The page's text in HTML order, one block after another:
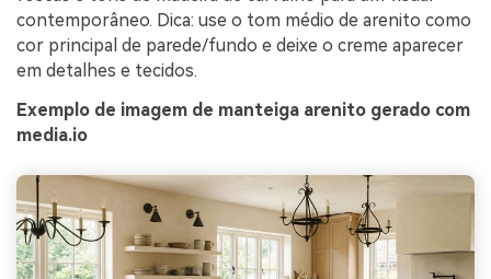
contemporâneo. Dica: use o tom médio de arenito como
cor principal de parede/fundo e deixe o creme aparecer
em detalhes e tecidos.
Exemplo de imagem de manteiga arenito gerado com
media.io